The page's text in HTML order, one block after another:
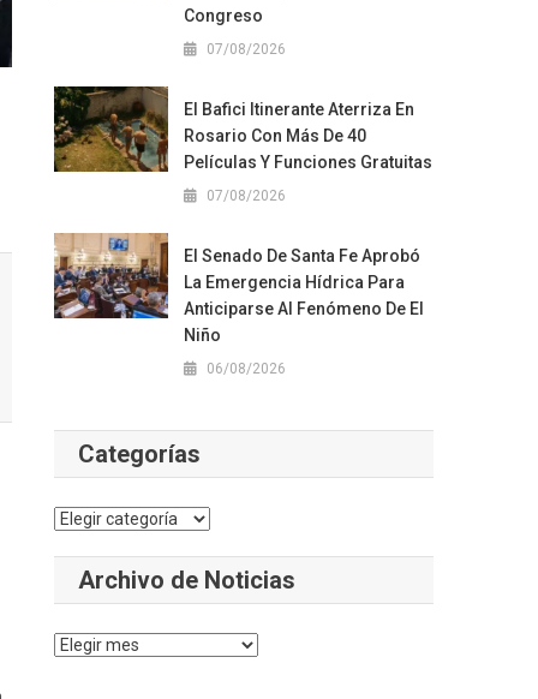
Congreso
07/08/2026
El Bafici Itinerante Aterriza En
Rosario Con Más De 40
Películas Y Funciones Gratuitas
07/08/2026
El Senado De Santa Fe Aprobó
La Emergencia Hídrica Para
Anticiparse Al Fenómeno De El
Niño
06/08/2026
Categorías
Categorías
Archivo de Noticias
Archivo